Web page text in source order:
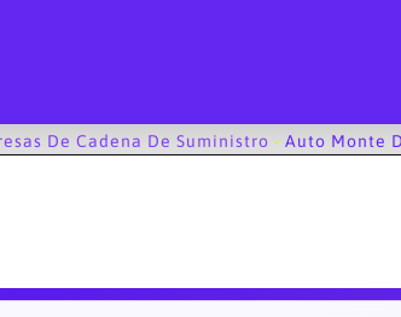
De Cadena De Suministro - Auto Monte